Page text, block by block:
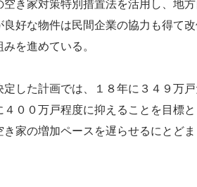
き家対策特別措置法を活用し、地
好な物件は民間企業の協力も得て
を進めている。
した計画では、１８年に３４９万
００万戸程度に抑えることを目標
家の増加ペースを遅らせるにとど